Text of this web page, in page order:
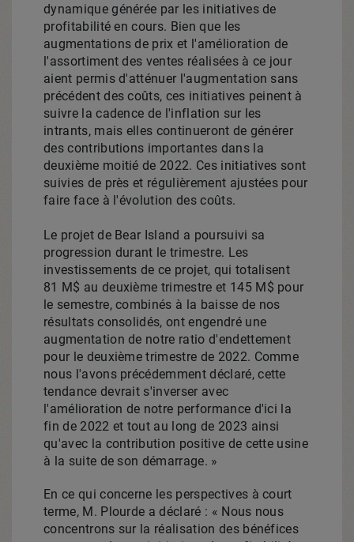
dynamique générée par les initiatives de
profitabilité en cours. Bien que les
augmentations de prix et l'amélioration de
l'assortiment des ventes réalisées à ce jour
aient permis d'atténuer l'augmentation sans
précédent des coûts, ces initiatives peinent à
suivre la cadence de l'inflation sur les
intrants, mais elles continueront de générer
des contributions importantes dans la
deuxième moitié de 2022. Ces initiatives sont
suivies de près et régulièrement ajustées pour
faire face à l'évolution des coûts.
Le projet de Bear Island a poursuivi sa
progression durant le trimestre. Les
investissements de ce projet, qui totalisent
81 M$ au deuxième trimestre et 145 M$ pour
le semestre, combinés à la baisse de nos
résultats consolidés, ont engendré une
augmentation de notre ratio d'endettement
pour le deuxième trimestre de 2022. Comme
nous l'avons précédemment déclaré, cette
tendance devrait s'inverser avec
l'amélioration de notre performance d'ici la
fin de 2022 et tout au long de 2023 ainsi
qu'avec la contribution positive de cette usine
à la suite de son démarrage. »
En ce qui concerne les perspectives à court
terme, M. Plourde a déclaré : « Nous nous
concentrons sur la réalisation des bénéfices